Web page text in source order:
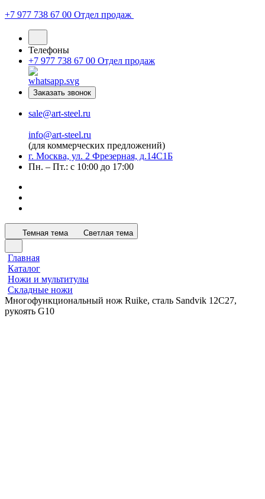
+7 977 738 67 00 Отдел продаж
Телефоны
+7 977 738 67 00 Отдел продаж
Заказать звонок
sale@art-steel.ru
info@art-steel.ru
(для коммерческих предложений)
г. Москва, ул. 2 Фрезерная, д.14С1Б
Пн. – Пт.: с 10:00 до 17:00
Темная тема Светлая тема
Главная
Каталог
Ножи и мультитулы
Складные ножи
Многофункциональный нож Ruike, сталь Sandvik 12C27,
рукоять G10